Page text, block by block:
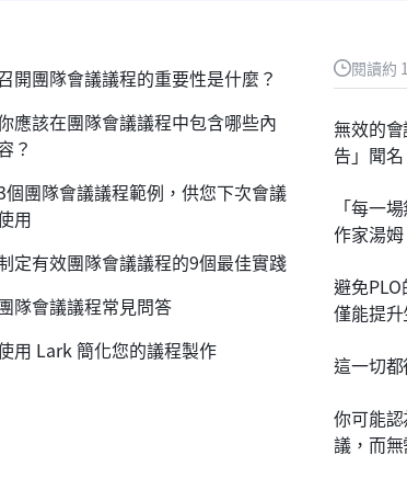
閱讀約
無效的
告」聞
「每一
作家湯
避免
僅能提
這一切
你可能
議，而
開團隊會議議程的重要性是什麼？
應該在團隊會議議程中包含哪些內
？
個團隊會議議程範例，供您下次會議
用
定有效團隊會議議程的9個最佳實踐
隊會議議程常見問答
用 Lark 簡化您的議程製作